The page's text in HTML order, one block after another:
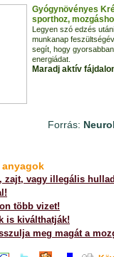
Gyógynövényes
sporthoz,
Legyen szó edzés
munkanap
segít, hogy
energiádat.
Maradj aktív
Forrás:
zajt, vagy illegális
több vizet!
is kiválthatják!
meg magát a